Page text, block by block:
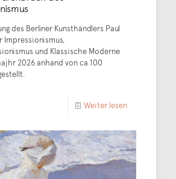
des Berliner Kunsthändlers Paul
Impressionismus,
und Klassische Moderne
2026 anhand von ca 100
Weiter lesen